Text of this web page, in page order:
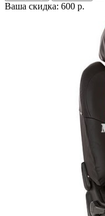
Ваша скидка: 600 р.